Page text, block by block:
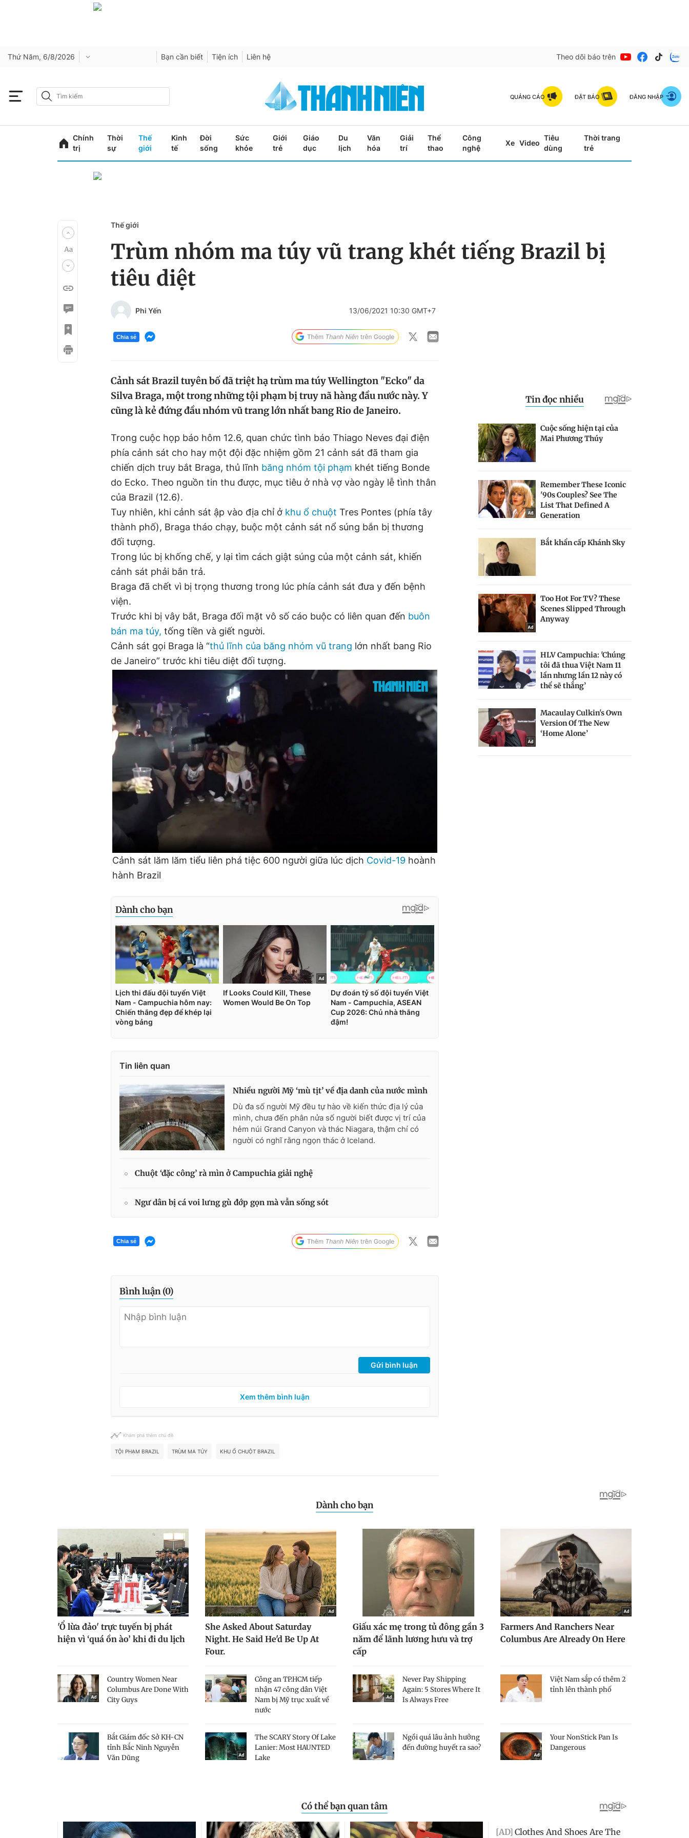
Thứ Năm, 6/8/2026 Bạn cần biết Tiện ích Liên hệ Theo dõi báo trên
QUẢNG CÁO ĐẶT BÁO ĐĂNG NHẬP
Chính
trị
Thời
sự
Thế
giới
Kinh
tế
Đời
sống
Sức
khỏe
Giới
trẻ
Giáo
dục
Du
lịch
Văn
hóa
Giải
trí
Thể
thao
Công
nghệ
Xe Video
Tiêu
dùng
Thời trang
trẻ
Thế giới
Trùm nhóm ma túy vũ trang khét tiếng Brazil bị
tiêu diệt
Phi Yến 13/06/2021 10:30 GMT+7
Chia sẻ
Cảnh sát Brazil tuyên bố đã triệt hạ trùm ma túy Wellington "Ecko" da
Silva Braga, một trong những tội phạm bị truy nã hàng đầu nước này. Y
cũng là kẻ đứng đầu nhóm vũ trang lớn nhất bang Rio de Janeiro.
Trong cuộc họp báo hôm 12.6, quan chức tình báo Thiago Neves đại điện
phía cảnh sát cho hay một đội đặc nhiệm gồm 21 cảnh sát đã tham gia
chiến dịch truy bắt Braga, thủ lĩnh băng nhóm tội phạm khét tiếng Bonde
do Ecko. Theo nguồn tin thu được, mục tiêu ở nhà vợ vào ngày lễ tình thân
của Brazil (12.6).
Tuy nhiên, khi cảnh sát ập vào địa chỉ ở khu ổ chuột Tres Pontes (phía tây
thành phố), Braga tháo chạy, buộc một cảnh sát nổ súng bắn bị thương
đối tượng.
Trong lúc bị khống chế, y lại tìm cách giật súng của một cảnh sát, khiến
cảnh sát phải bắn trả.
Braga đã chết vì bị trọng thương trong lúc phía cảnh sát đưa y đến bệnh
viện.
Trước khi bị vây bắt, Braga đối mặt vô số cáo buộc có liên quan đến buôn
bán ma túy, tống tiền và giết người.
Cảnh sát gọi Braga là “thủ lĩnh của băng nhóm vũ trang lớn nhất bang Rio
de Janeiro” trước khi tiêu diệt đối tượng.
Cảnh sát lăm lăm tiểu liên phá tiệc 600 người giữa lúc dịch Covid-19 hoành
hành Brazil
Tin liên quan
Nhiều người Mỹ ‘mù tịt’ về địa danh của nước mình
Dù đa số người Mỹ đều tự hào về kiến thức địa lý của
mình, chưa đến phân nửa số người biết được vị trí của
hẻm núi Grand Canyon và thác Niagara, thậm chí có
người có nghĩ rằng ngọn thác ở Iceland.
Chuột ‘đặc công’ rà mìn ở Campuchia giải nghệ
Ngư dân bị cá voi lưng gù đớp gọn mà vẫn sống sót
Chia sẻ
Bình luận (0)
Gửi bình luận
Xem thêm bình luận
Khám phá thêm chủ đề
TỘI PHẠM BRAZIL TRÙM MA TÚY KHU Ổ CHUỘT BRAZIL